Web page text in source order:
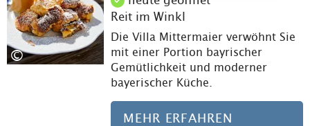
©
Reit im Winkl
Die Villa Mittermaier verwöhnt Sie
mit einer Portion bayrischer
Gemütlichkeit und moderner
bayerischer Küche.
MEHR ERFAHREN